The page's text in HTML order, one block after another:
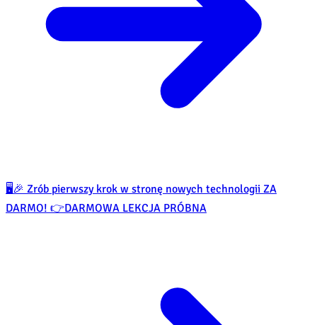
🖥️🎉 Zrób pierwszy krok w stronę nowych technologii ZA
DARMO! 👉DARMOWA LEKCJA PRÓBNA